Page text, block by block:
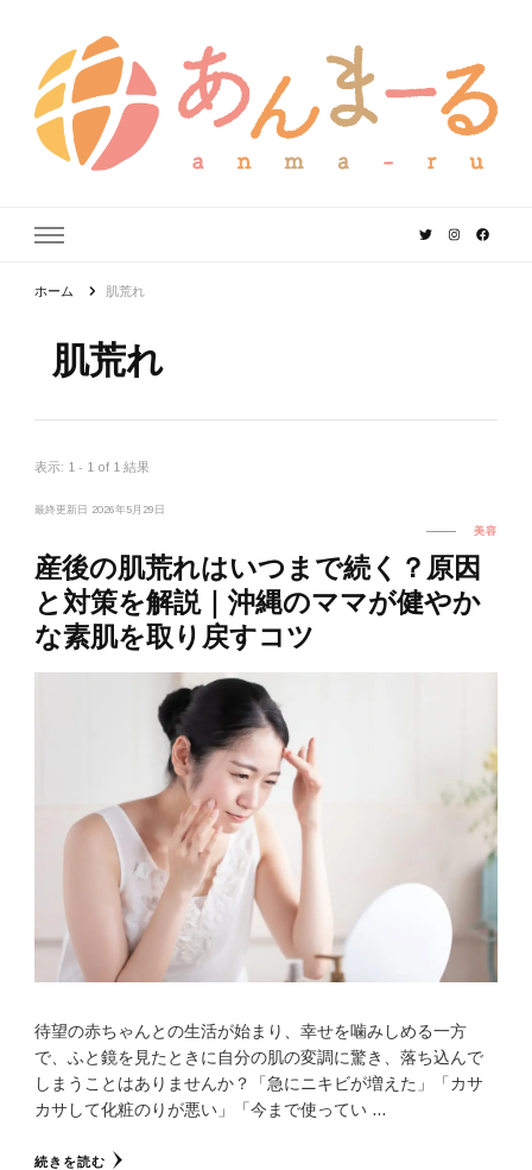
ホーム 肌荒れ
肌荒れ
表示: 1 - 1 of 1 結果
最終更新日 2026年5月29日
美容
産後の肌荒れはいつまで続く？原因
と対策を解説｜沖縄のママが健やか
な素肌を取り戻すコツ
待望の赤ちゃんとの生活が始まり、幸せを噛みしめる一方
で、ふと鏡を見たときに自分の肌の変調に驚き、落ち込んで
しまうことはありませんか？「急にニキビが増えた」「カサ
カサして化粧のりが悪い」「今まで使ってい …
続きを読む